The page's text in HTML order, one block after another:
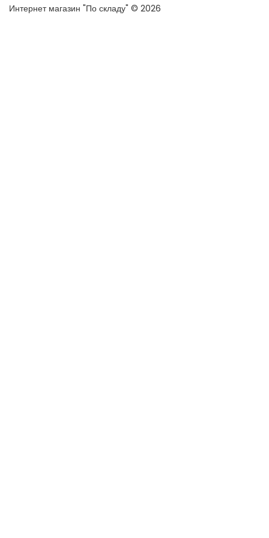
Интернет магазин "По складу" © 2026